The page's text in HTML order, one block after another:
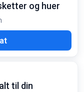
og huer
til din